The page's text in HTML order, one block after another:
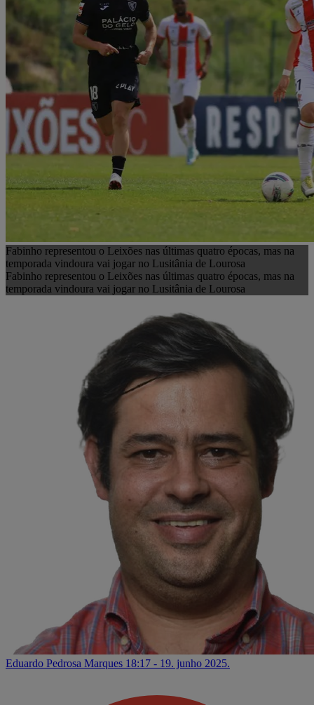
Fabinho representou o Leixões nas últimas quatro épocas, mas na
temporada vindoura vai jogar no Lusitânia de Lourosa
Fabinho representou o Leixões nas últimas quatro épocas, mas na
temporada vindoura vai jogar no Lusitânia de Lourosa
Eduardo Pedrosa Marques 18:17 - 19. junho 2025.